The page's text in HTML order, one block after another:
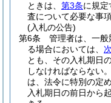
ときは、 第3条に規定
査について必要な事
(入札の公告)
第6条
管理者は、一
る場合においては、
とも、その入札期日
しなければならない。
は、法令に特別の定
入札期日の前日から